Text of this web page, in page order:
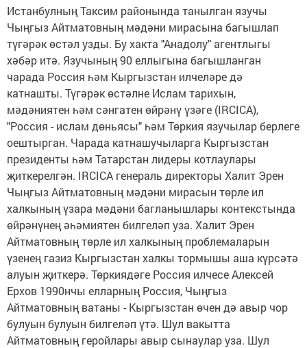
Истанбулның Таксим районында танылган язучы
Чыңгыз Айтматовның мәдәни мирасына багышлап
түгәрәк өстәл узды. Бу хакта "Анадолу" агентлыгы
хәбәр итә. Язучының 90 еллыгына багышланган
чарада Россия һәм Кыргызстан илчеләре дә
катнашты. Түгәрәк өстәлне Ислам тарихын,
мәдәниятен һәм сәнгатен өйрәнү үзәге (IRCICA),
"Россия - ислам дөньясы" һәм Төркия язучылар берлеге
оештырган. Чарада катнашучыларга Кыргызстан
президенты һәм Татарстан лидеры котлаулары
җиткерелгән. IRCICA генераль директоры Халит Эрен
Чыңгыз Айтматовның мәдәни мирасын төрле ил
халкының үзара мәдәни багланышлары контекстында
өйрәнүнең әһәмиятен билгеләп уза. Халит Эрен
Айтматовның төрле ил халкының проблемаларын
үзенең газиз Кыргызстан халкы тормышы аша күрсәтә
алуын җиткерә. Төркиядәге Россия илчесе Алексей
Ерхов 1990нчы елларның Россия, Чыңгыз
Айтматовның ватаны - Кыргызстан өчен дә авыр чор
булуын булуын билгеләп үтә. Шул вакытта
Айтматовның геройлары авыр сынаулар уза. Шул